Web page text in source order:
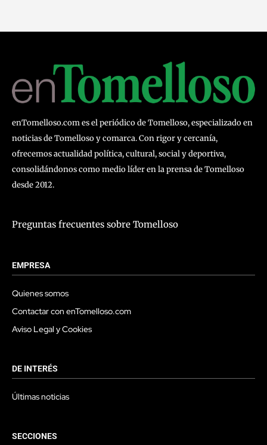
enTomelloso.com es el periódico de Tomelloso, especializado en
noticias de Tomelloso y comarca. Con rigor y cercanía,
ofrecemos actualidad política, cultural, social y deportiva,
consolidándonos como medio líder en la prensa de Tomelloso
desde 2012.
Preguntas frecuentes sobre Tomelloso
EMPRESA
Quienes somos
Contactar con enTomelloso.com
Aviso Legal y Cookies
DE INTERÉS
Últimas noticias
SECCIONES